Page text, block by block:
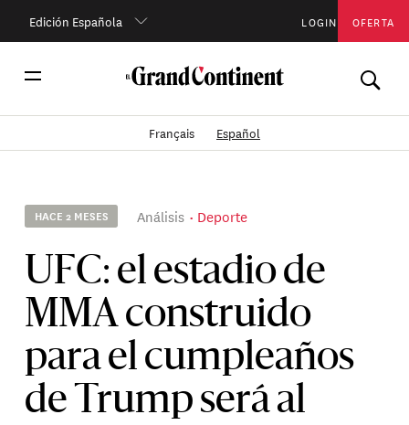
Edición Española LOGIN OFERTA
Français Español
HACE 2 MESES Análisis Deporte
UFC: el estadio de
MMA construido
para el cumpleaños
de Trump será al